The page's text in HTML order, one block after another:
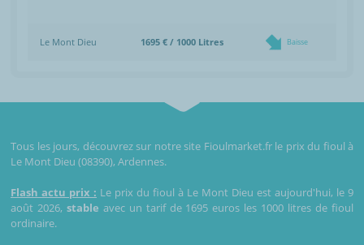
Le Mont Dieu 1695 € / 1000 Litres Baisse
Tous les jours, découvrez sur notre site Fioulmarket.fr le prix du fioul à
Le Mont Dieu (08390), Ardennes.
Flash actu prix : Le prix du fioul à Le Mont Dieu est aujourd'hui, le 9
août 2026, stable avec un tarif de 1695 euros les 1000 litres de fioul
ordinaire.